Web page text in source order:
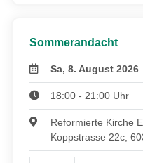
Sommerandacht
Sa, 8. August 2026
18:00 - 21:00 Uhr
Reformierte Kirche
Koppstrasse 22c,